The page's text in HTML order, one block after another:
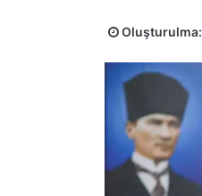
Oluşturulma: